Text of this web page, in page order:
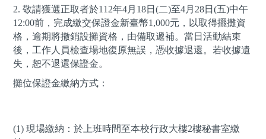
2. 敬請獲選正取者於112年4月18日(二)至4月28日(五)中午
12:00前，完成繳交保證金新臺幣1,000元，以取得擺攤資
格，逾期將撤銷設攤資格，由備取遞補。當日活動結束
後，工作人員檢查場地復原無誤，憑收據退還。若收據遺
失，恕不退還保證金。
攤位保證金繳納方式：
(1) 現場繳納：於上班時間至本校行政大樓2樓秘書室繳